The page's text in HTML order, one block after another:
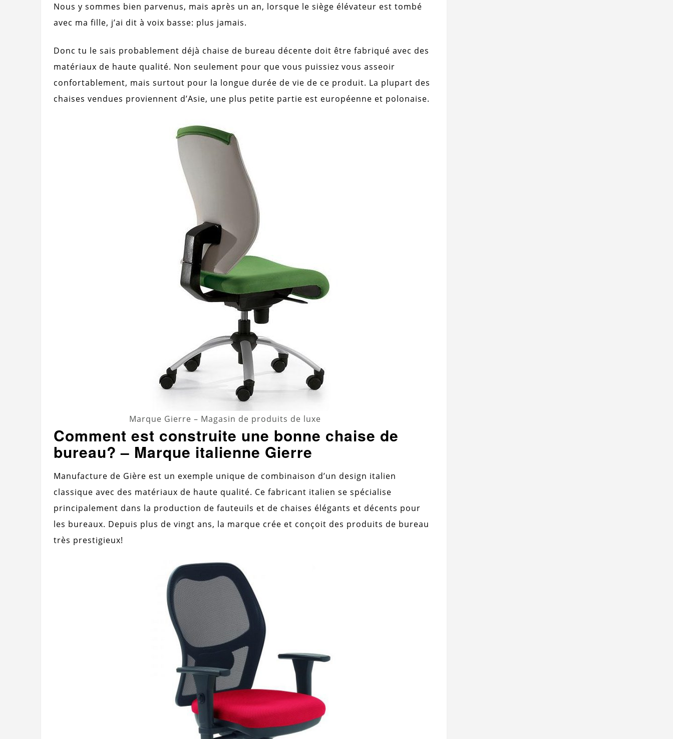
Nous y sommes bien parvenus, mais après un an, lorsque le siège élévateur est tombé
avec ma fille, j’ai dit à voix basse: plus jamais.
Donc tu le sais probablement déjà chaise de bureau décente doit être fabriqué avec des
matériaux de haute qualité. Non seulement pour que vous puissiez vous asseoir
confortablement, mais surtout pour la longue durée de vie de ce produit. La plupart des
chaises vendues proviennent d’Asie, une plus petite partie est européenne et polonaise.
Marque Gierre – Magasin de produits de luxe
Comment est construite une bonne chaise de
bureau? – Marque italienne Gierre
Manufacture de Gière est un exemple unique de combinaison d’un design italien
classique avec des matériaux de haute qualité. Ce fabricant italien se spécialise
principalement dans la production de fauteuils et de chaises élégants et décents pour
les bureaux. Depuis plus de vingt ans, la marque crée et conçoit des produits de bureau
très prestigieux!